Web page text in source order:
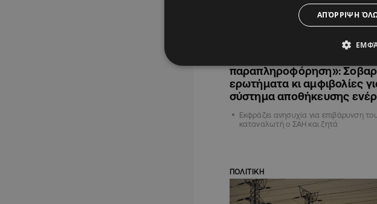
παραπληροφόρηση»:
ερωτήματα κι αμφιβολίες
σύστημα αποθήκευσης
Εκφράζει ανησυχία για επιβάρυνση του
καταναλωτή ο ΣΑΗ και ζητά
ΠΟΛΙΤΙΚΗ
ΑΠΌΡΡΙΨΗ